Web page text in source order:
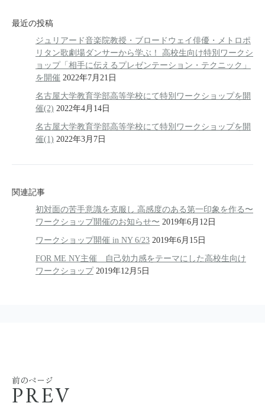
最近の投稿
ジュリアード音楽院教授・ブロードウェイ俳優・メトロポ
リタン歌劇場ダンサーから学ぶ！ 高校生向け特別ワークシ
ョップ「相手に伝えるプレゼンテーション・テクニック」
を開催 2022年7月21日
名古屋大学教育学部高等学校にて特別ワークショップを開
催(2) 2022年4月14日
名古屋大学教育学部高等学校にて特別ワークショップを開
催(1) 2022年3月7日
関連記事
初対面の苦手意識を克服し 高感度のある第一印象を作る〜
ワークショップ開催のお知らせ〜​ 2019年6月12日
ワークショップ開催 in NY 6/23 2019年6月15日
FOR ME NY主催 自己効力感をテーマにした高校生向け
ワークショップ 2019年12月5日
前のページ